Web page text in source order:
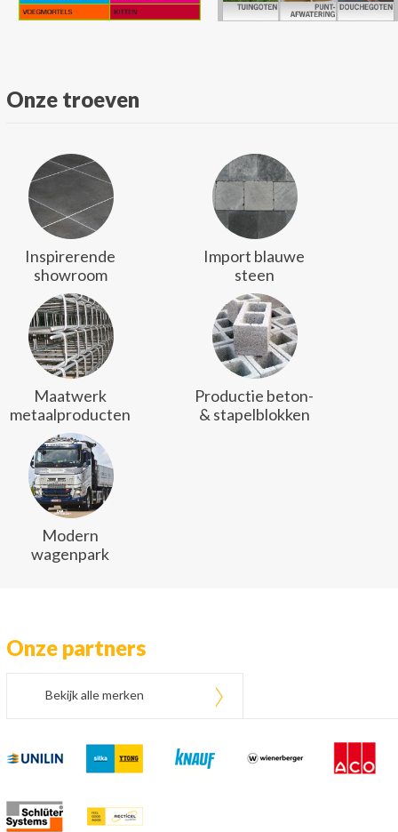
Onze troeven
Inspirerende
showroom
Import blauwe
steen
Maatwerk
metaalproducten
Productie beton-
& stapelblokken
Modern
wagenpark
Onze partners
Bekijk alle merken